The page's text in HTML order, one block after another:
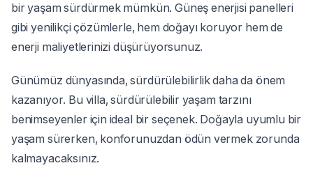
bir yaşam sürdürmek mümkün. Güneş enerjisi panelleri
gibi yenilikçi çözümlerle, hem doğayı koruyor hem de
enerji maliyetlerinizi düşürüyorsunuz.
Günümüz dünyasında, sürdürülebilirlik daha da önem
kazanıyor. Bu villa, sürdürülebilir yaşam tarzını
benimseyenler için ideal bir seçenek. Doğayla uyumlu bir
yaşam sürerken, konforunuzdan ödün vermek zorunda
kalmayacaksınız.